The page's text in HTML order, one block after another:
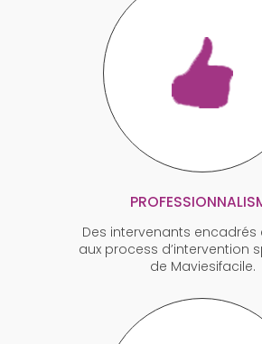
Des intervenants encadrés
aux process d’intervention
de Maviesifacile.